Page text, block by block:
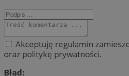
Akceptuję regulamin
oraz politykę prywatności.
Błąd: